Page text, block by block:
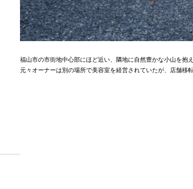
福山市の市街地中心部にほど近い、隣地に自然豊かな小山を抱
元々オーナーは別の場所で美容室を経営されていたが、店舗移